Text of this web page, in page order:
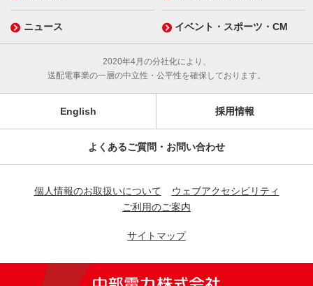
ニュース イベント・スポーツ・CM
2020年4月の分社化により、
送配電事業の一層の中立性・公平性を確保しております。
English 採用情報
よくあるご質問・お問い合わせ
個人情報のお取扱いについて
ウェブアクセシビリティ
ご利用のご案内
サイトマップ